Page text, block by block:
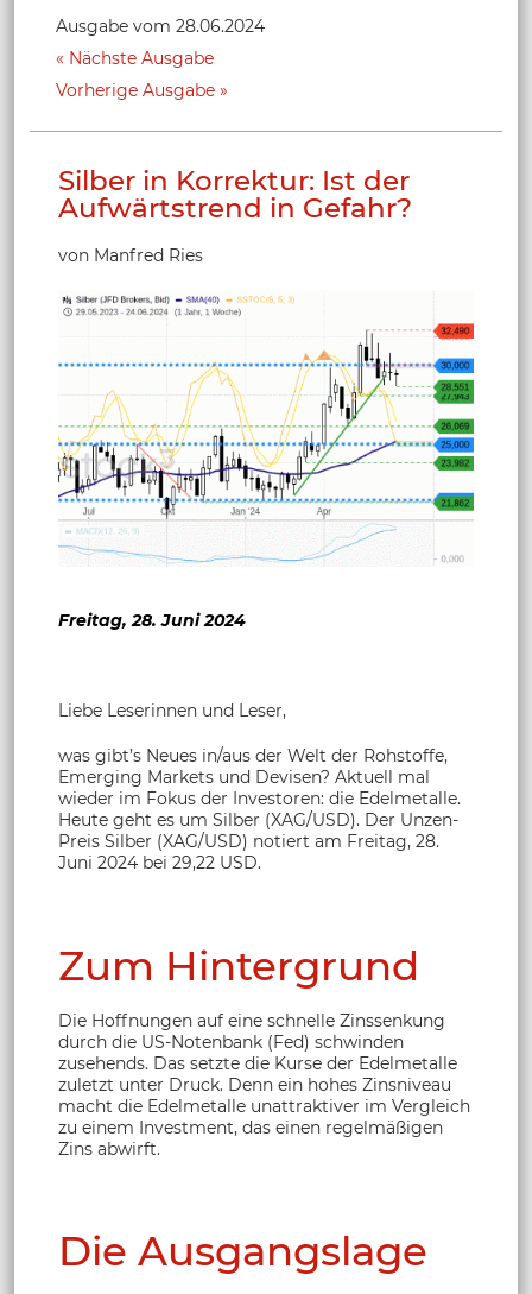
Ausgabe vom 28.06.2024
Nächste Ausgabe
Vorherige Ausgabe
Silber in Korrektur: Ist der
Aufwärtstrend in Gefahr?
von Manfred Ries
Freitag, 28. Juni 2024
Liebe Leserinnen und Leser,
was gibt’s Neues in/aus der Welt der Rohstoffe,
Emerging Markets und Devisen? Aktuell mal
wieder im Fokus der Investoren: die Edelmetalle.
Heute geht es um Silber (XAG/USD). Der Unzen-
Preis Silber (XAG/USD) notiert am Freitag, 28.
Juni 2024 bei 29,22 USD.
Zum Hintergrund
Die Hoffnungen auf eine schnelle Zinssenkung
durch die US-Notenbank (Fed) schwinden
zusehends. Das setzte die Kurse der Edelmetalle
zuletzt unter Druck. Denn ein hohes Zinsniveau
macht die Edelmetalle unattraktiver im Vergleich
zu einem Investment, das einen regelmäßigen
Zins abwirft.
Die Ausgangslage